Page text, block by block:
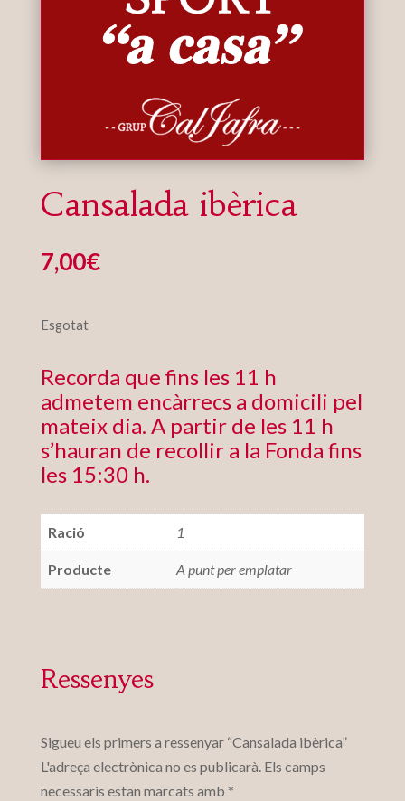
Cansalada ibèrica
7,00€
Esgotat
Recorda que fins les 11 h
admetem encàrrecs a domicili pel
mateix dia. A partir de les 11 h
s’hauran de recollir a la Fonda fins
les 15:30 h.
Ració 1
Producte A punt per emplatar
Ressenyes
Sigueu els primers a ressenyar “Cansalada ibèrica”
L'adreça electrònica no es publicarà. Els camps
necessaris estan marcats amb *